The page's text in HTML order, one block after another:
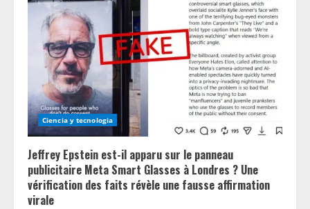
Ciencia y tecnologia
Jeffrey Epstein est-il apparu sur le panneau
publicitaire Meta Smart Glasses à Londres ? Une
vérification des faits révèle une fausse affirmation
virale